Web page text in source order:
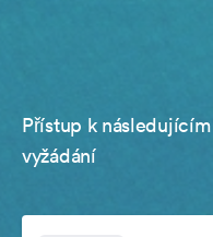
Přístup k
vyžádání